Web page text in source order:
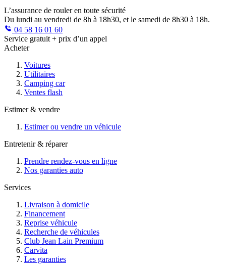
L’assurance de rouler en toute sécurité
Du lundi au vendredi de 8h à 18h30, et le samedi de 8h30 à 18h.
04 58 16 01 60
Service gratuit + prix d’un appel
Acheter
Voitures
Utilitaires
Camping car
Ventes flash
Estimer & vendre
Estimer ou vendre un véhicule
Entretenir & réparer
Prendre rendez-vous en ligne
Nos garanties auto
Services
Livraison à domicile
Financement
Reprise véhicule
Recherche de véhicules
Club Jean Lain Premium
Carvita
Les garanties